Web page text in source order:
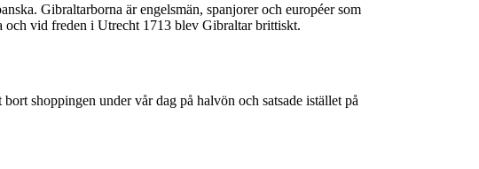
Gibraltarborna är engelsmän, spanjorer och européer som
vid freden i Utrecht 1713 blev Gibraltar brittiskt.
shoppingen under vår dag på halvön och satsade istället på